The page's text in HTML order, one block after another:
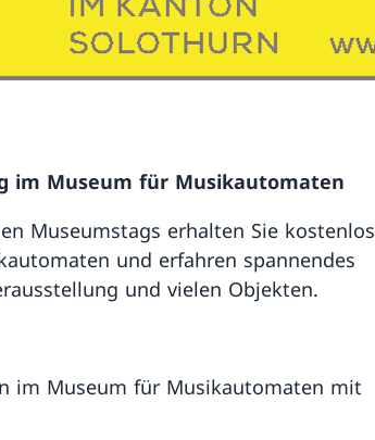
im Museum für Musikautomaten
Museumstags erhalten Sie kostenlos
und erfahren spannendes
und vielen Objekten.
im Museum für Musikautomaten mit